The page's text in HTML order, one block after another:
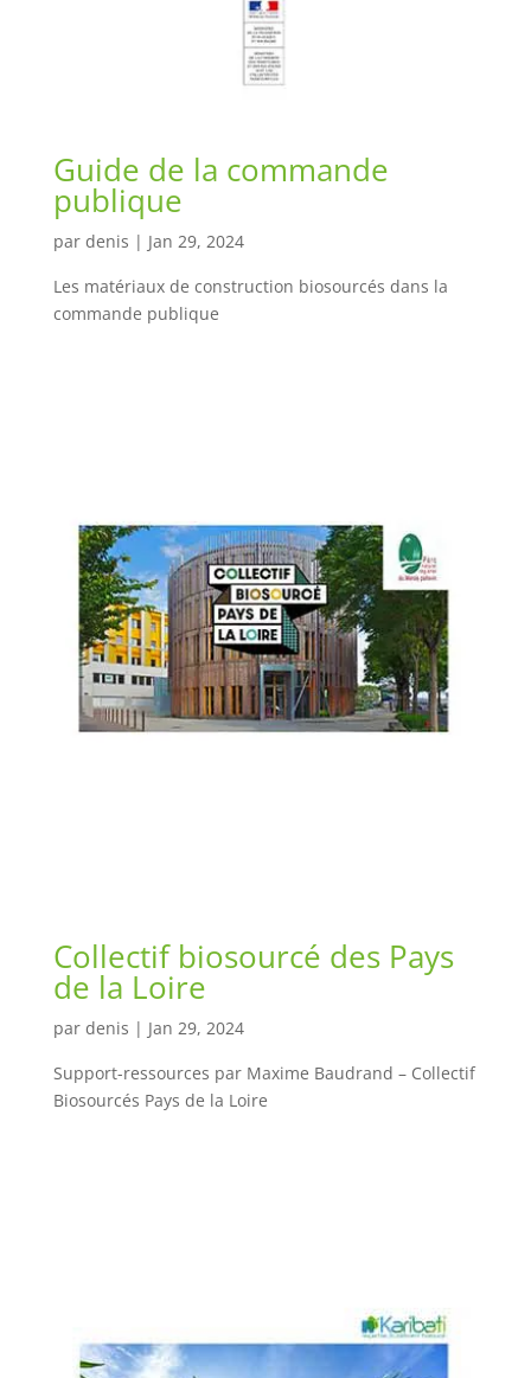
Guide de la commande
publique
par denis | Jan 29, 2024
Les matériaux de construction biosourcés dans la
commande publique
Collectif biosourcé des Pays
de la Loire
par denis | Jan 29, 2024
Support-ressources par Maxime Baudrand – Collectif
Biosourcés Pays de la Loire